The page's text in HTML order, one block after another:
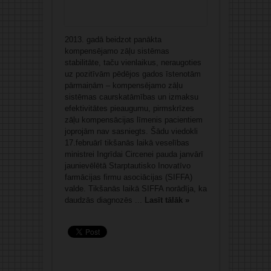
2013. gadā beidzot panākta
kompensējamo zāļu sistēmas
stabilitāte, taču vienlaikus, neraugoties
uz pozitīvām pēdējos gados īstenotām
pārmaiņām – kompensējamo zāļu
sistēmas caurskatāmības un izmaksu
efektivitātes pieaugumu, pirmskrīzes
zāļu kompensācijas līmenis pacientiem
joprojām nav sasniegts. Šādu viedokli
17.februārī tikšanās laikā veselības
ministrei Ingrīdai Circenei pauda janvārī
jaunievēlētā Starptautisko Inovatīvo
farmācijas firmu asociācijas (SIFFA)
valde. Tikšanās laikā SIFFA norādīja, ka
daudzās diagnozēs ...
Lasīt tālāk »